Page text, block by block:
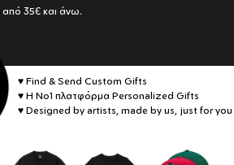
35€ και άνω.
♥ Find & Send Custom Gifts
♥ Η No1 πλατφόρμα Personalized Gifts
♥ Designed by artists, made by us, just for you